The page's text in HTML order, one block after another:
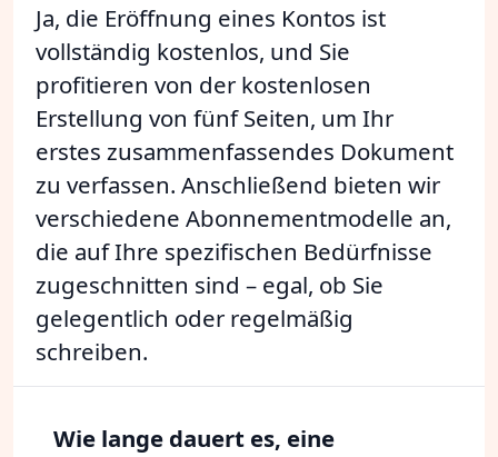
Ja, die Eröffnung eines Kontos ist
vollständig kostenlos, und Sie
profitieren von der kostenlosen
Erstellung von fünf Seiten, um Ihr
erstes zusammenfassendes Dokument
zu verfassen. Anschließend bieten wir
verschiedene Abonnementmodelle an,
die auf Ihre spezifischen Bedürfnisse
zugeschnitten sind – egal, ob Sie
gelegentlich oder regelmäßig
schreiben.
Wie lange dauert es, eine